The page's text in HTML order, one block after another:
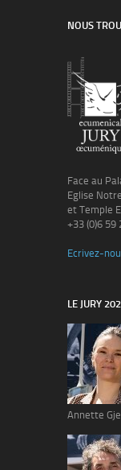
NOUS
Face au
Eglise
et Temple
+33 (0)6 59
Ecrivez-
LE JURY
Annette